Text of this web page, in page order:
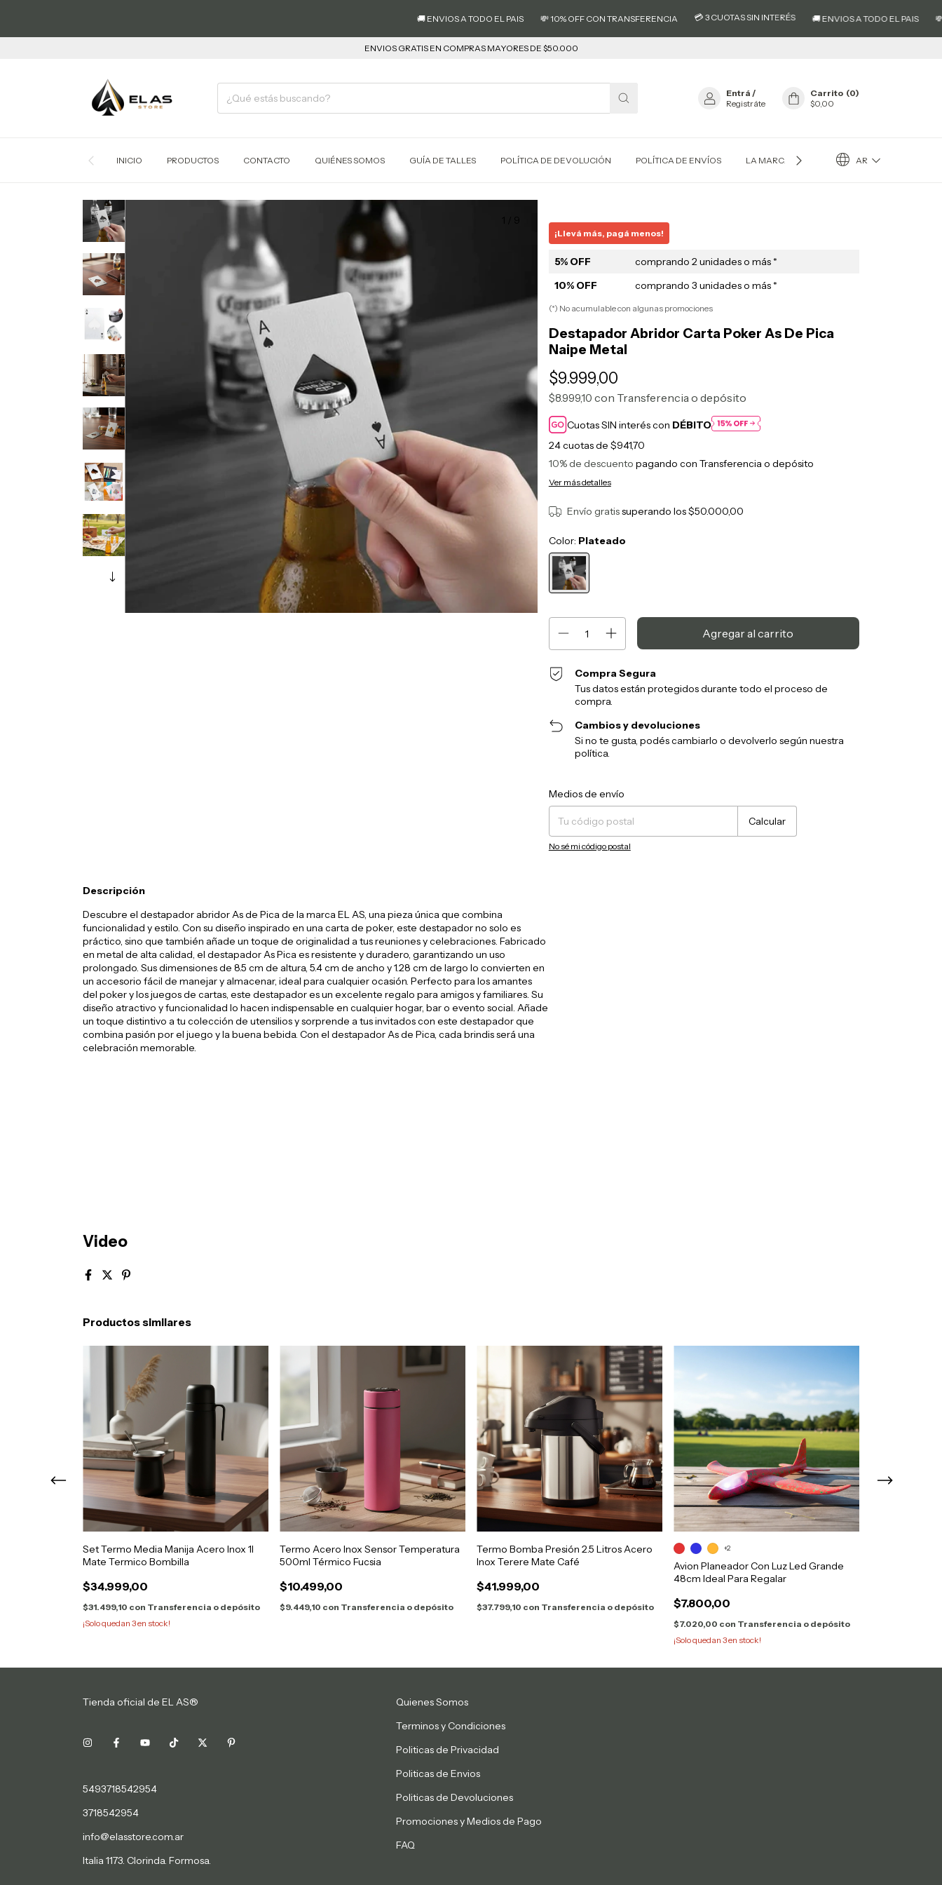
🚚 ENVIOS A TODO EL PAIS 💸 10% OFF CON TRANSFERENCIA 💳 3 CUOTAS SIN INTERÉS 🚚 ENVIOS A TODO EL PAIS 💸 10%
ENVIOS GRATIS EN COMPRAS MAYORES DE $50.000
Entrá /
Registráte
Carrito (0)
$0,00
INICIO PRODUCTOS CONTACTO QUIÉNES SOMOS GUÍA DE TALLES POLÍTICA DE DEVOLUCIÓN POLÍTICA DE ENVÍOS LA MARCA EL AS® RESEÑAS
AR
¡Llevá más, pagá menos!
5% OFF
comprando 2 unidades o más *
10% OFF
comprando 3 unidades o más *
(*) No acumulable con algunas promociones
Destapador Abridor Carta Poker As De Pica
Naipe Metal
$9.999,00
$8.999,10 con Transferencia o depósito
Cuotas SIN interés con DÉBITO
24cuotas de $941,70
10% de descuento pagando con Transferencia o depósito
Ver más detalles
Envío gratissuperando los$50.000,00
Color: Plateado
Compra Segura
Tus datos están protegidos durante todo el proceso de
compra.
Cambios y devoluciones
Si no te gusta, podés cambiarlo o devolverlo según nuestra
política.
Entregas para el CP:
Medios de envío
Calcular
No sé mi código postal
Descripción
Descubre el destapador abridor As de Pica de la marca EL AS, una pieza única que combina
funcionalidad y estilo. Con su diseño inspirado en una carta de poker, este destapador no solo es
práctico, sino que también añade un toque de originalidad a tus reuniones y celebraciones. Fabricado
en metal de alta calidad, el destapador As Pica es resistente y duradero, garantizando un uso
prolongado. Sus dimensiones de 8.5 cm de altura, 5.4 cm de ancho y 1.28 cm de largo lo convierten en
un accesorio fácil de manejar y almacenar, ideal para cualquier ocasión. Perfecto para los amantes
del poker y los juegos de cartas, este destapador es un excelente regalo para amigos y familiares. Su
diseño atractivo y funcionalidad lo hacen indispensable en cualquier hogar, bar o evento social. Añade
un toque distintivo a tu colección de utensilios y sorprende a tus invitados con este destapador que
combina pasión por el juego y la buena bebida. Con el destapador As de Pica, cada brindis será una
celebración memorable.
Video
Productos similares
Set Termo Media Manija Acero Inox 1l
Mate Termico Bombilla
$34.999,00
$31.499,10 con Transferencia o depósito
¡Solo quedan 3en stock!
Termo Acero Inox Sensor Temperatura
500ml Térmico Fucsia
$10.499,00
$9.449,10 con Transferencia o depósito
Termo Bomba Presión 2.5 Litros Acero
Inox Terere Mate Café
$41.999,00
$37.799,10 con Transferencia o depósito
Avion Planeador Con Luz Led Grande
48cm Ideal Para Regalar
$7.800,00
$7.020,00 con Transferencia o depósito
¡Solo quedan 3en stock!
+2
Tienda oficial de EL AS®
5493718542954
3718542954
info@elasstore.com.ar
Italia 1173. Clorinda. Formosa.
Quienes Somos
Terminos y Condiciones
Politicas de Privacidad
Politicas de Envios
Politicas de Devoluciones
Promociones y Medios de Pago
FAQ